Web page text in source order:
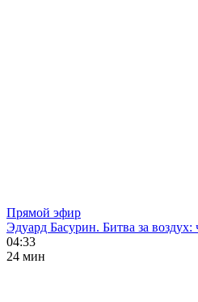
Прямой эфир
Эдуард Басурин. Битва за
04:33
24 мин